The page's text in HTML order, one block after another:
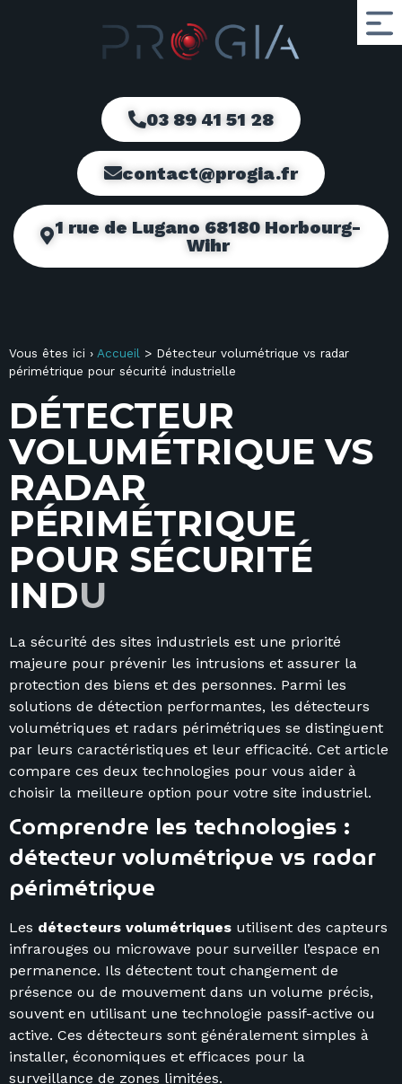
03 89 41 51 28
contact@progia.fr
1 rue de Lugano 68180 Horbourg-
Wihr
Vous êtes ici › Accueil > Détecteur volumétrique vs radar
périmétrique pour sécurité industrielle
DÉTECTEUR
VOLUMÉTRIQUE VS
RADAR
PÉRIMÉTRIQUE
POUR SÉCURITÉ
INDU
La sécurité des sites industriels est une priorité
majeure pour prévenir les intrusions et assurer la
protection des biens et des personnes. Parmi les
solutions de détection performantes, les détecteurs
volumétriques et radars périmétriques se distinguent
par leurs caractéristiques et leur efficacité. Cet article
compare ces deux technologies pour vous aider à
choisir la meilleure option pour votre site industriel.
Comprendre les technologies :
détecteur volumétrique vs radar
périmétrique
Les détecteurs volumétriques utilisent des capteurs
infrarouges ou microwave pour surveiller l’espace en
permanence. Ils détectent tout changement de
présence ou de mouvement dans un volume précis,
souvent en utilisant une technologie passif-active ou
active. Ces détecteurs sont généralement simples à
installer, économiques et efficaces pour la
surveillance de zones limitées.